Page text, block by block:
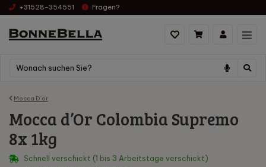
+31528-354551 Fragen?
Mocca D´or
Mocca d’Or Colombia Supremo
8x 1kg
Schnell verschickt (1 bis 3 Arbeitstage verschickt)